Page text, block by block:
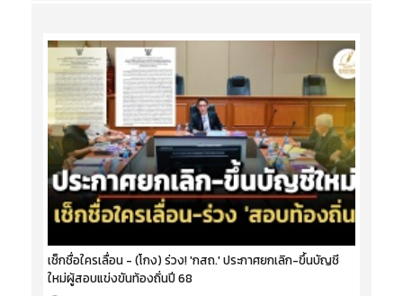
เช็กชื่อใครเลื่อน - (โกง) ร่วง! 'กสถ.' ประกาศยกเลิก-ขึ้นบัญชี
ใหม่ผู้สอบแข่งขันท้องถิ่นปี 68